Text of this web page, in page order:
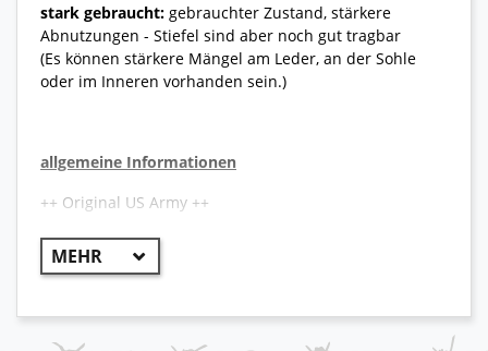
stark gebraucht: gebrauchter Zustand, stärkere
Abnutzungen - Stiefel sind aber noch gut tragbar
(Es können stärkere Mängel am Leder, an der Sohle
oder im Inneren vorhanden sein.)
allgemeine Informationen
++ Original US Army ++
Die Stiefeldesigner bei Belleville haben das Modell
700 für kalte Wetterbedingungen entwickelt. Diese